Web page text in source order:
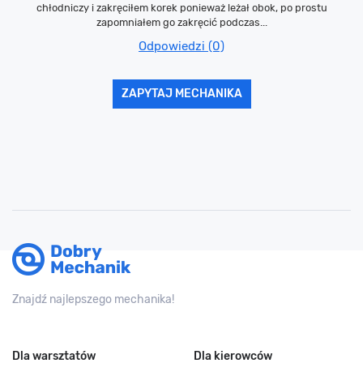
chłodniczy i zakręciłem korek ponieważ leżał obok, po prostu
zapomniałem go zakręcić podczas...
Odpowiedzi (0)
ZAPYTAJ MECHANIKA
Znajdź najlepszego mechanika!
Dla warsztatów
Dla kierowców